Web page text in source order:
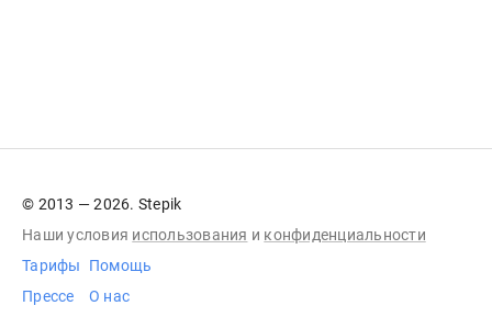
© 2013 — 2026. Stepik
Наши условия использования и конфиденциальности
Тарифы
Прессе
Помощь
О нас